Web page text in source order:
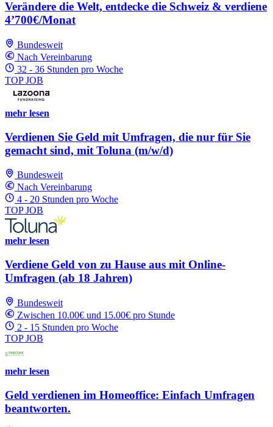
Verändere die Welt, entdecke die Schweiz & verdiene
4’700€/Monat
Bundesweit
Nach Vereinbarung
32 - 36 Stunden pro Woche
TOP JOB
mehr lesen
Verdienen Sie Geld mit Umfragen, die nur für Sie
gemacht sind, mit Toluna (m/w/d)
Bundesweit
Nach Vereinbarung
4 - 20 Stunden pro Woche
TOP JOB
mehr lesen
Verdiene Geld von zu Hause aus mit Online-
Umfragen (ab 18 Jahren)
Bundesweit
Zwischen 10.00€ und 15.00€ pro Stunde
2 - 15 Stunden pro Woche
TOP JOB
mehr lesen
Geld verdienen im Homeoffice: Einfach Umfragen
beantworten.